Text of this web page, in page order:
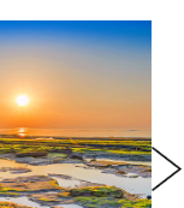
Next